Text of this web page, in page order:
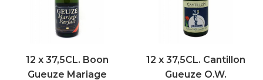
12 x 37,5CL. Boon
Gueuze Mariage
12 x 37,5CL. Cantillon
Gueuze O.W.